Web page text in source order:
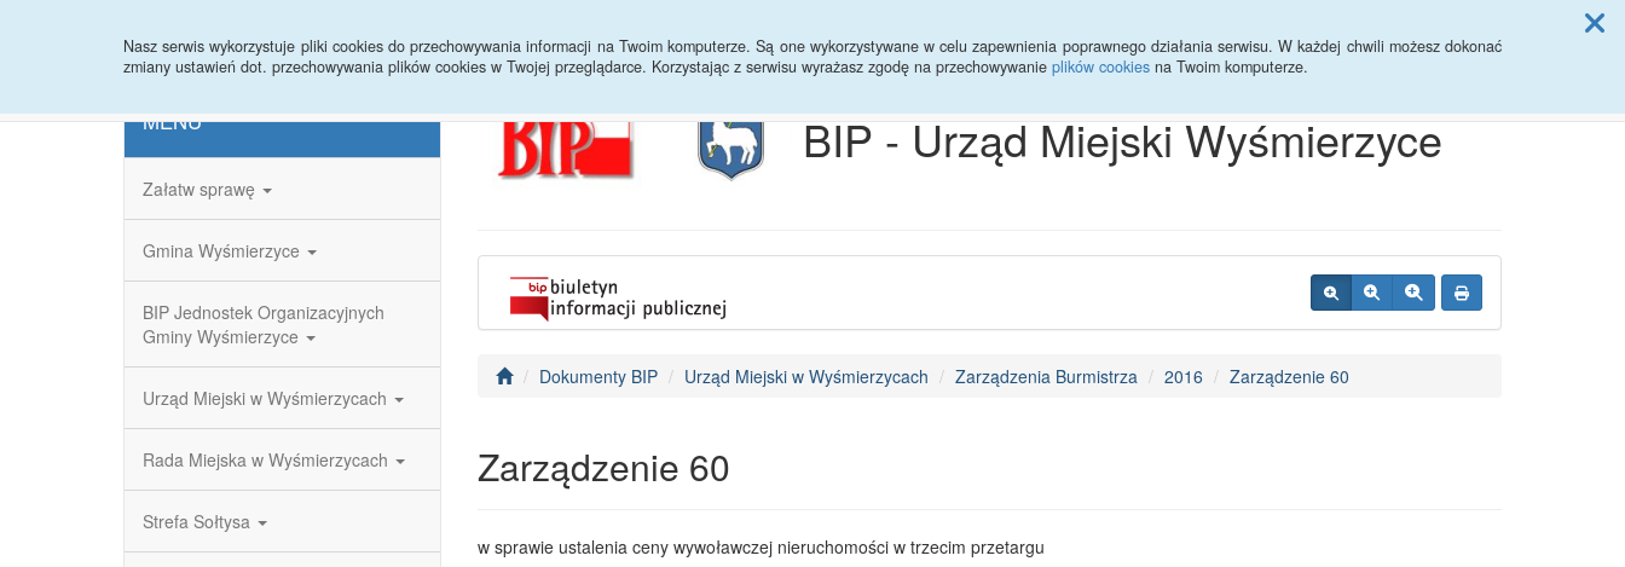
Nasz serwis wykorzystuje pliki cookies do przechowywania informacji na Twoim komputerze. Są one wykorzystywane w celu zapewnienia poprawnego działania serwisu. W każdej chwili możesz dokonać
zmiany ustawień dot. przechowywania plików cookies w Twojej przeglądarce. Korzystając z serwisu wyrażasz zgodę na przechowywanie plików cookies na Twoim komputerze.
Przycisk wyszukaj duży
MENU
Załatw sprawę
Gmina Wyśmierzyce
BIP Jednostek Organizacyjnych
Gminy Wyśmierzyce
Urząd Miejski w Wyśmierzycach
Rada Miejska w Wyśmierzycach
Strefa Sołtysa
BIP - Urząd Miejski Wyśmierzyce
Dokumenty BIP Urząd Miejski w Wyśmierzycach Zarządzenia Burmistrza 2016 Zarządzenie 60
Zarządzenie 60
w sprawie ustalenia ceny wywoławczej nieruchomości w trzecim przetargu